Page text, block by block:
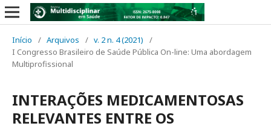
Início / Arquivos / v. 2 n. 4 (2021)
/
I Congresso Brasileiro de Saúde Pública On-line: Uma abordagem
Multiprofissional
INTERAÇÕES MEDICAMENTOSAS
RELEVANTES ENTRE OS